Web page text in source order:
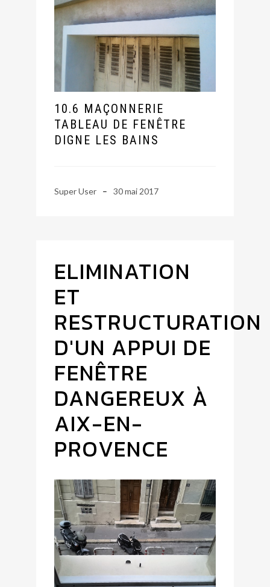
10.6 MAÇONNERIE
TABLEAU DE FENÊTRE
DIGNE LES BAINS
Super User 30 mai 2017
ELIMINATION
ET
RESTRUCTURATION
D'UN APPUI DE
FENÊTRE
DANGEREUX À
AIX-EN-
PROVENCE